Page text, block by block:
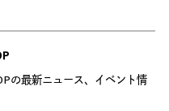
の最新ニュース、イベント情